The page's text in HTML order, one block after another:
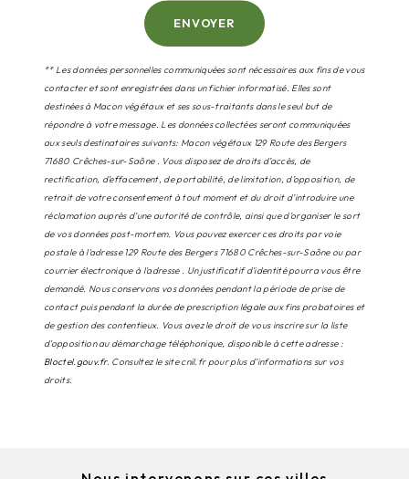
ENVOYER
** Les données personnelles communiquées sont nécessaires aux fins de vous
contacter et sont enregistrées dans un fichier informatisé. Elles sont
destinées à Macon végétaux et ses sous-traitants dans le seul but de
répondre à votre message. Les données collectées seront communiquées
aux seuls destinataires suivants: Macon végétaux 129 Route des Bergers
71680 Crêches-sur-Saône . Vous disposez de droits d’accès, de
rectification, d’effacement, de portabilité, de limitation, d’opposition, de
retrait de votre consentement à tout moment et du droit d’introduire une
réclamation auprès d’une autorité de contrôle, ainsi que d’organiser le sort
de vos données post-mortem. Vous pouvez exercer ces droits par voie
postale à l'adresse 129 Route des Bergers 71680 Crêches-sur-Saône ou par
courrier électronique à l'adresse . Un justificatif d'identité pourra vous être
demandé. Nous conservons vos données pendant la période de prise de
contact puis pendant la durée de prescription légale aux fins probatoires et
de gestion des contentieux. Vous avez le droit de vous inscrire sur la liste
d'opposition au démarchage téléphonique, disponible à cette adresse :
Bloctel.gouv.fr. Consultez le site cnil.fr pour plus d’informations sur vos
droits.